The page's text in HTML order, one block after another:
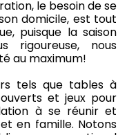
le besoin de se
domicile, est tout
puisque la saison
rigoureuse, nous
au maximum!
tels que tables à
et jeux pour
à se réunir et
en famille. Notons